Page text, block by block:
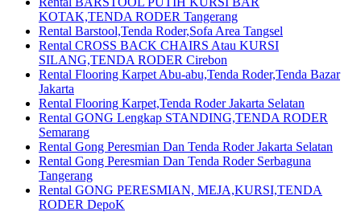
KOTAK,TENDA RODER Tangerang
Rental Barstool,Tenda Roder,Sofa Area Tangsel
Rental CROSS BACK CHAIRS Atau KURSI
SILANG,TENDA RODER Cirebon
Rental Flooring Karpet Abu-abu,Tenda Roder,Tenda Bazar
Jakarta
Rental Flooring Karpet,Tenda Roder Jakarta Selatan
Rental GONG Lengkap STANDING,TENDA RODER
Semarang
Rental Gong Peresmian Dan Tenda Roder Jakarta Selatan
Rental Gong Peresmian Dan Tenda Roder Serbaguna
Tangerang
Rental GONG PERESMIAN, MEJA,KURSI,TENDA
RODER DepoK